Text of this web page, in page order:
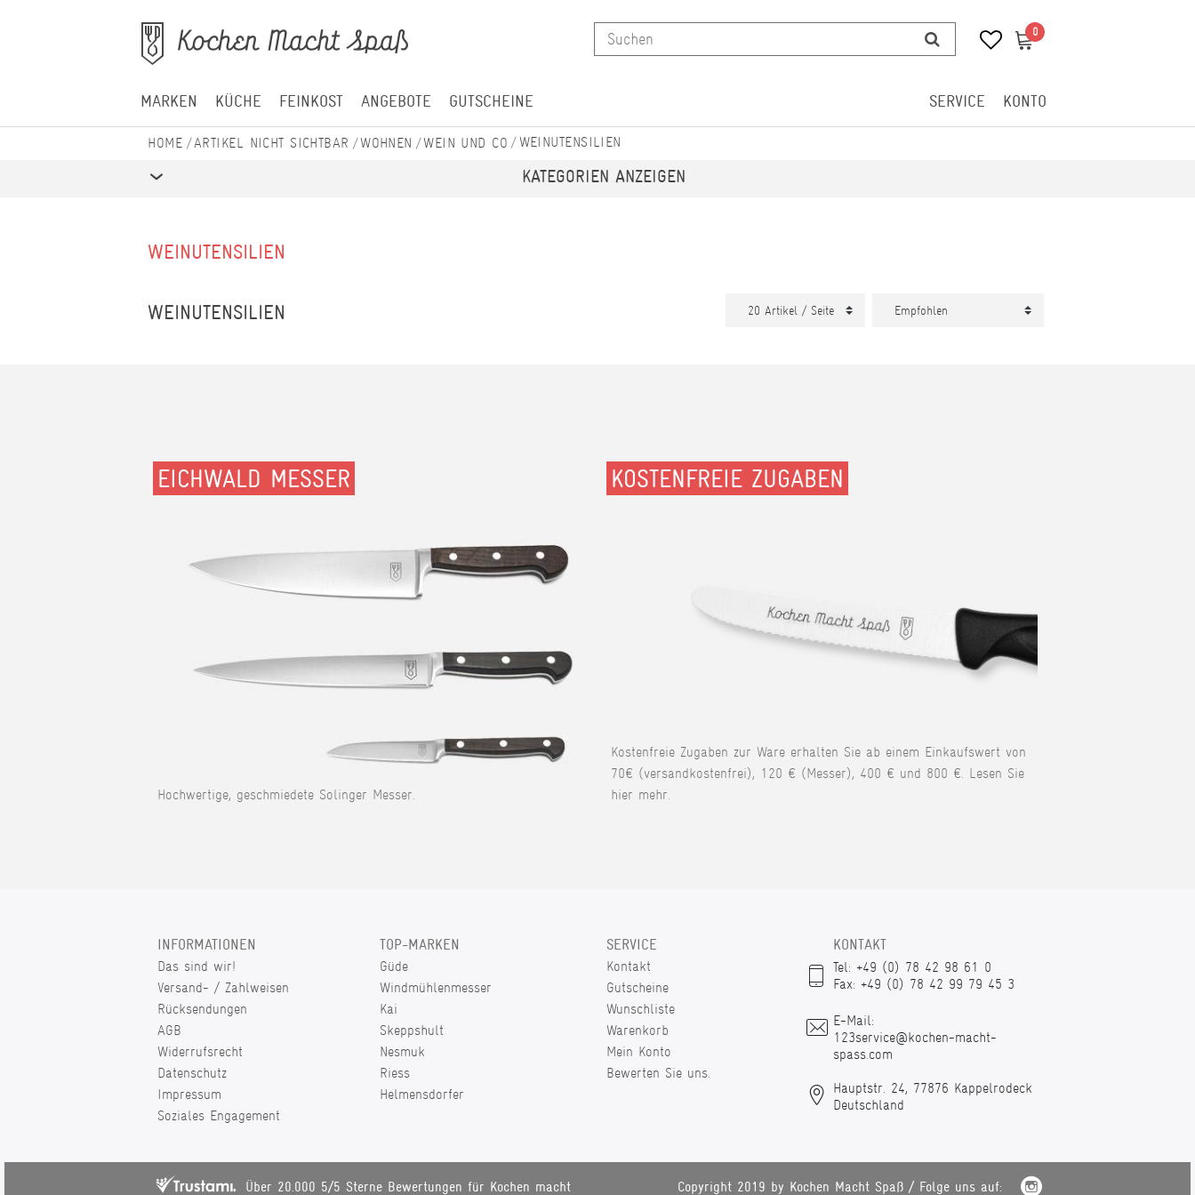
0 0
MARKEN KÜCHE FEINKOST ANGEBOTE GUTSCHEINE SERVICE KONTO
ARTIKEL NICHT SICHTBAR WOHNEN WEIN UND CO WEINUTENSILIEN
KATEGORIEN ANZEIGEN
WEINUTENSILIEN
WEINUTENSILIEN
EICHWALD MESSER
Hochwertige, geschmiedete Solinger Messer.
KOSTENFREIE ZUGABEN
Kostenfreie Zugaben zur Ware erhalten Sie ab einem Einkaufswert von
70€ (versandkostenfrei), 120 € (Messer), 400 € und 800 €. Lesen Sie
hier mehr.
INFORMATIONEN
Das sind wir!
Versand- / Zahlweisen
Rücksendungen
AGB
Widerrufsrecht
Datenschutz
Impressum
Soziales Engagement
TOP-MARKEN
Güde
Windmühlenmesser
Kai
Skeppshult
Nesmuk
Riess
Helmensdorfer
SERVICE
Kontakt
Gutscheine
Wunschliste
Warenkorb
Mein Konto
Bewerten Sie uns.
KONTAKT
Tel: +49 (0) 78 42 98 61 0
Fax: +49 (0) 78 42 99 79 45 3
E-Mail:
123service@kochen-macht-
spass.com
Hauptstr. 24, 77876 Kappelrodeck
Deutschland
Über 20.000 5/5 Sterne Bewertungen für Kochen macht Copyright 2019 by Kochen Macht Spaß / Folge uns auf: